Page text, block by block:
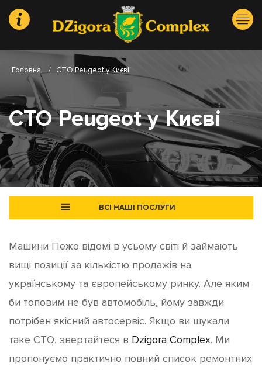
Головна / СТО Peugeot у Києві
СТО Peugeot у Києві
ВСІ НАШІ ПОСЛУГИ
Машини Пежо відомі в усьому світі й займають
вищі позиції за кількістю продажів на
українському та європейському ринку. Але яким
би топовим не був автомобіль, йому завжди
потрібен якісний автосервіс. Якщо ви шукали
таке СТО, звертайтеся в Dzigora Complex. Ми
пропонуємо практично повний список ремонтних